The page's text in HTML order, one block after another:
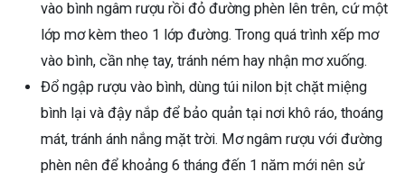
vào bình ngâm rượu rồi đỏ đường phèn lên trên, cứ một
lớp mơ kèm theo 1 lớp đường. Trong quá trình xếp mơ
vào bình, cần nhẹ tay, tránh ném hay nhận mơ xuống.
Đổ ngập rượu vào bình, dùng túi nilon bịt chặt miệng
bình lại và đậy nắp để bảo quản tại nơi khô ráo, thoáng
mát, tránh ánh nắng mặt trời. Mơ ngâm rượu với đường
phèn nên để khoảng 6 tháng đến 1 năm mới nên sử